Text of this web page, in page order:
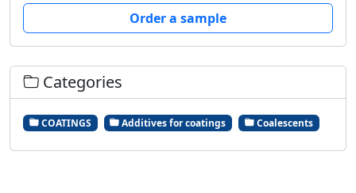
Order a sample
Categories
COATINGS Additives for coatings Coalescents